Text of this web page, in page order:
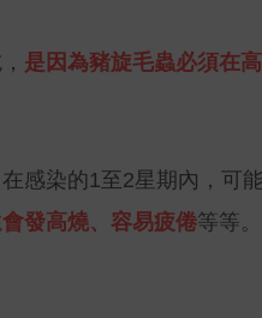
是因為豬旋毛蟲必須在
感染的1至2星期內，可
發高燒、容易疲倦等等。